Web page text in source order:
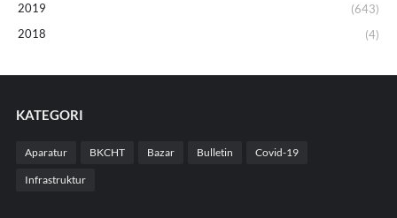
2019
(643)
2018
(4)
KATEGORI
Aparatur BKCHT Bazar Bulletin Covid-19
Infrastruktur